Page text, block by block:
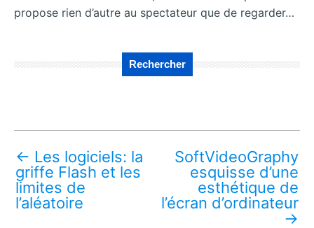
propose rien d’autre au spectateur que de regarder…
Rechercher
← Les logiciels: la
griffe Flash et les
limites de
l’aléatoire
SoftVideoGraphy
esquisse d’une
esthétique de
l’écran d’ordinateur
→